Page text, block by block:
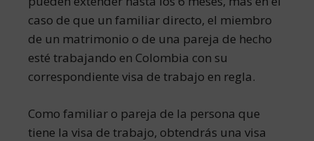
caso de que un familiar directo, el miembro
de un matrimonio o de una pareja de hecho
esté trabajando en Colombia con su
correspondiente visa de trabajo en regla.
Como familiar o pareja de la persona que
tiene la visa de trabajo, obtendrás una visa